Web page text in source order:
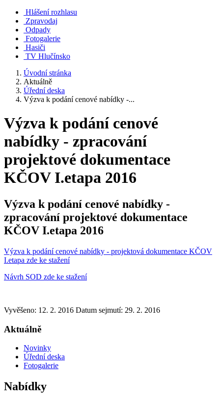
Hlášení rozhlasu
Zpravodaj
Odpady
Fotogalerie
Hasiči
TV Hlučínsko
Úvodní stránka
Aktuálně
Úřední deska
Výzva k podání cenové nabídky -...
Výzva k podání cenové
nabídky - zpracování
projektové dokumentace
KČOV I.etapa 2016
Výzva k podání cenové nabídky -
zpracování projektové dokumentace
KČOV I.etapa 2016
Výzva k podání cenové nabídky - projektová dokumentace KČOV
I.etapa zde ke stažení
Návrh SOD zde ke stažení
Vyvěšeno: 12. 2. 2016 Datum sejmutí: 29. 2. 2016
Aktuálně
Novinky
Úřední deska
Fotogalerie
Nabídky